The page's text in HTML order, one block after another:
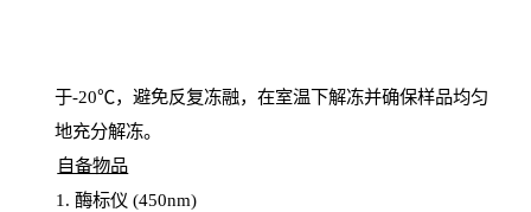
于-20℃，避免反复冻融，在室温下解冻并确保样品均匀
地充分解冻。
自备物品
1 . 酶标仪 (450nm)